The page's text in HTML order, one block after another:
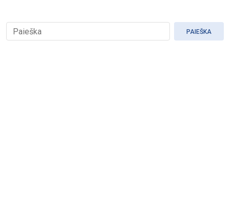
PAIEŠKA